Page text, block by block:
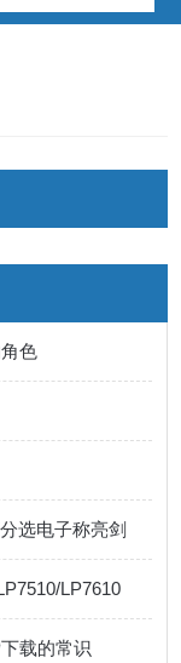
色
选电子称亮剑
LP7610
载的常识